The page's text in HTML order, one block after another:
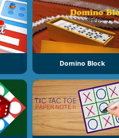
Domino Block